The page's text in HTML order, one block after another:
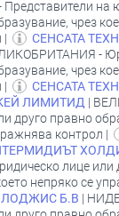
на
чрез
|
СЕНСАТА
-
чрез
|
СЕНСАТА
ЛИМИТИД |
друго правно
контрол |
лице или
непряко се
Б.В |